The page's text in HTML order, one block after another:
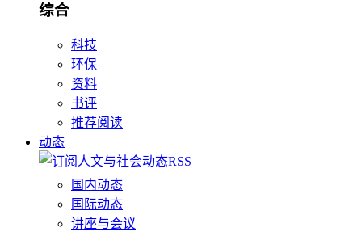
综合
科技
环保
资料
书评
推荐阅读
动态
国内动态
国际动态
讲座与会议